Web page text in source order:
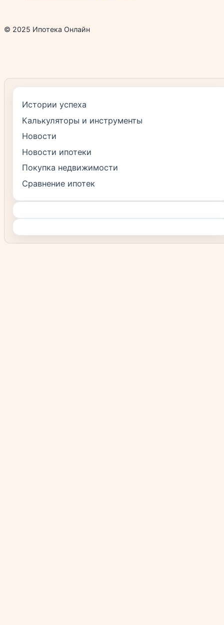
© 2025 Ипотека Онлайн
Истории успеха
Калькуляторы и инструменты
Новости
Новости ипотеки
Покупка недвижимости
Сравнение ипотек